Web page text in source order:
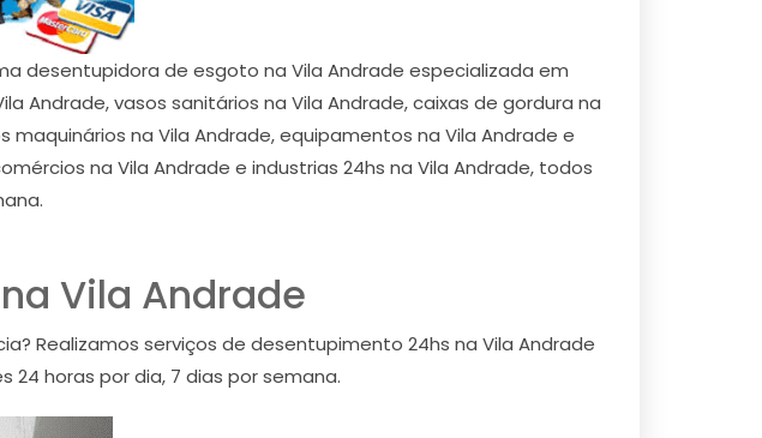
desentupidora de esgoto na Vila Andrade especializada em
Andrade, vasos sanitários na Vila Andrade, caixas de gordura na
na Vila Andrade, equipamentos na Vila Andrade e
na Vila Andrade e industrias 24hs na Vila Andrade, todos
Vila Andrade
Realizamos serviços de desentupimento 24hs na Vila Andrade
horas por dia, 7 dias por semana.